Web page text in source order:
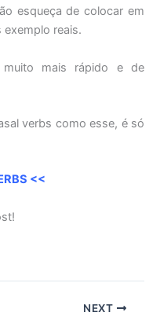
esqueça de colocar em
exemplo reais.
mais rápido e de
verbs como esse, é só
<<
NEXT